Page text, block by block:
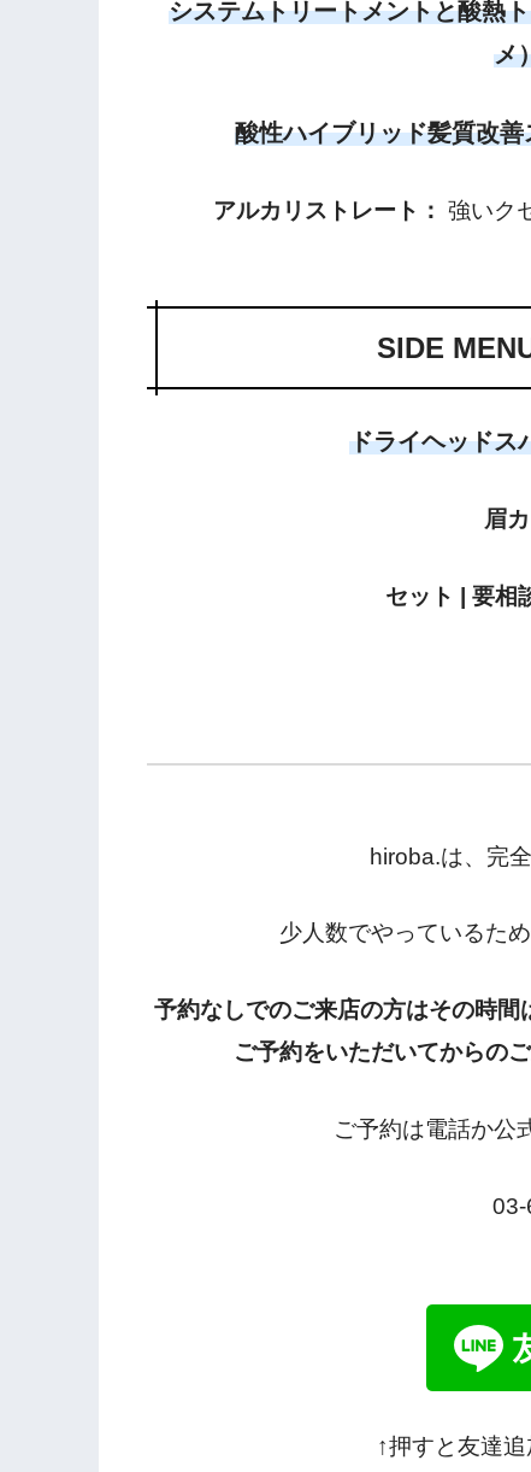
システムトリートメントと酸熱
メ
酸性ハイブリッド髪質改
アルカリストレート： 強いク
SIDE
ドライヘッドス
眉
セット | 要相
hiroba.は、完
少人数でやっているた
予約なしでのご来店の方はその時間
ご予約をいただいてからの
ご予約は電話か公
03-
↑押すと友達